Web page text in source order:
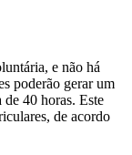
e não há
poderão gerar um
40 horas. Este
de acordo